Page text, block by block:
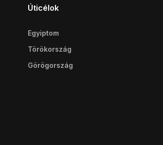
Úticélok
Egyiptom
Törökország
Görögország